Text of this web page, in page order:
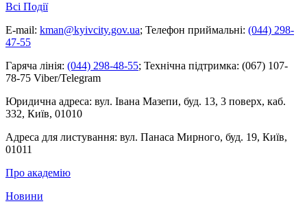
Всі Події
E-mail: kman@kyivcity.gov.ua; Телефон приймальні: (044) 298-
47-55
Гаряча лінія: (044) 298-48-55; Технічна підтримка: (067) 107-
78-75 Viber/Telegram
Юридична адреса: вул. Івана Мазепи, буд. 13, 3 поверх, каб.
332, Київ, 01010
Адреса для листування: вул. Панаса Мирного, буд. 19, Київ,
01011
Про академію
Новини